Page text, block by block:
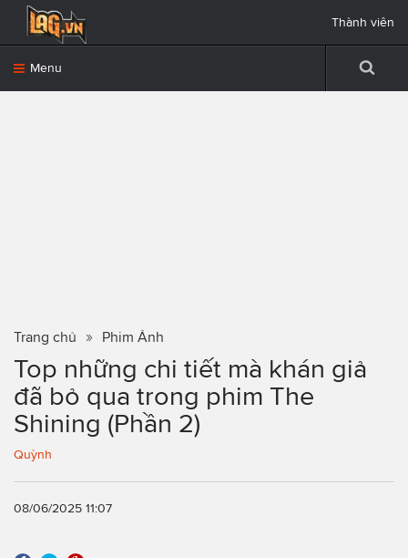
Menu
Thành viên
Trang chủ Phim Ảnh
Top những chi tiết mà khán giả
đã bỏ qua trong phim The
Shining (Phần 2)
Quỳnh
08/06/2025 11:07